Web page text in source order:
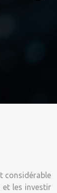
considérable
et les investir